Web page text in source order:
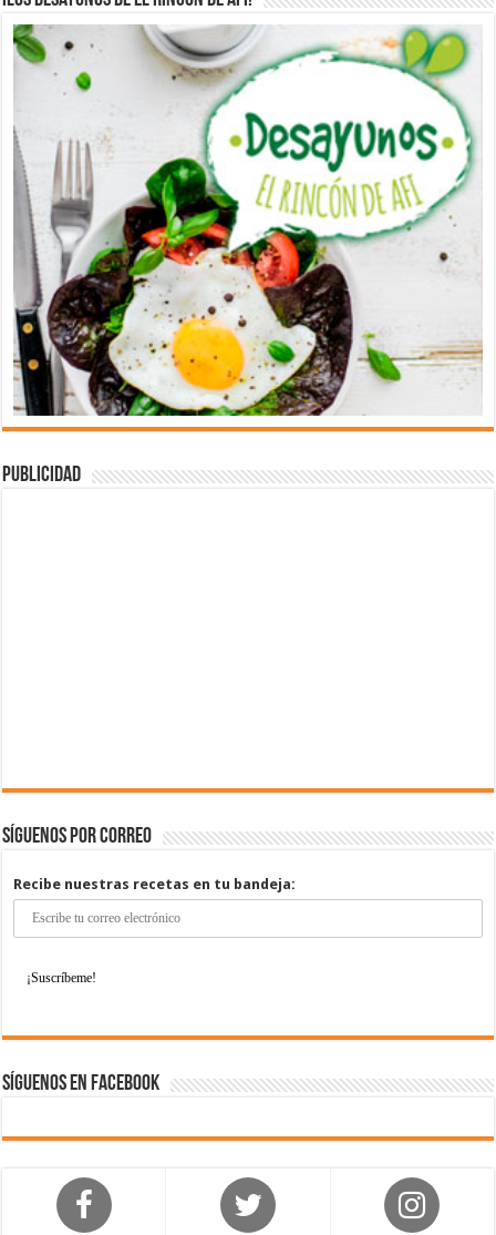
Publicidad
Síguenos por correo
Recibe nuestras recetas en tu bandeja:
Síguenos en Facebook